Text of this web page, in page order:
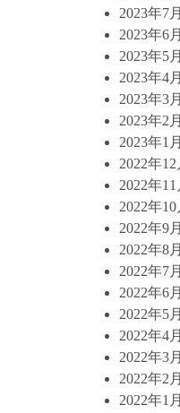
2023年7月
2023年6月
2023年5月
2023年4月
2023年3月
2023年2月
2023年1月
2022年12
2022年11
2022年10
2022年9月
2022年8月
2022年7月
2022年6月
2022年5月
2022年4月
2022年3月
2022年2月
2022年1月